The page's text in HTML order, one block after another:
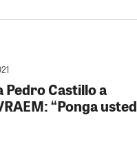
Pedro Castillo a
“Ponga usted